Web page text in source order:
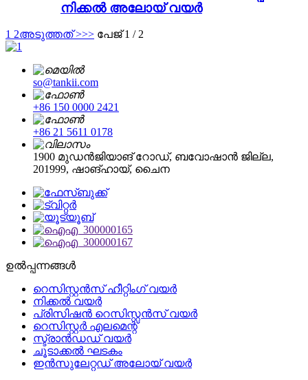
നിക്കൽ അലോയ് വയർ
1 2അടുത്തത് >>> പേജ് 1 / 2
so@tankii.com
+86 150 0000 2421
+86 21 5611 0178
1900 മുഡൻജിയാങ് റോഡ്, ബവോഷാൻ ജില്ല,
201999, ഷാങ്ഹായ്, ചൈന
ഉൽപ്പന്നങ്ങൾ
റെസിസ്റ്റൻസ് ഹീറ്റിംഗ് വയർ
നിക്കൽ വയർ
പ്രിസിഷൻ റെസിസ്റ്റൻസ് വയർ
റെസിസ്റ്റർ എലമെന്റ്
സ്ട്രാൻഡഡ് വയർ
ചൂടാക്കൽ ഘടകം
ഇൻസുലേറ്റഡ് അലോയ് വയർ